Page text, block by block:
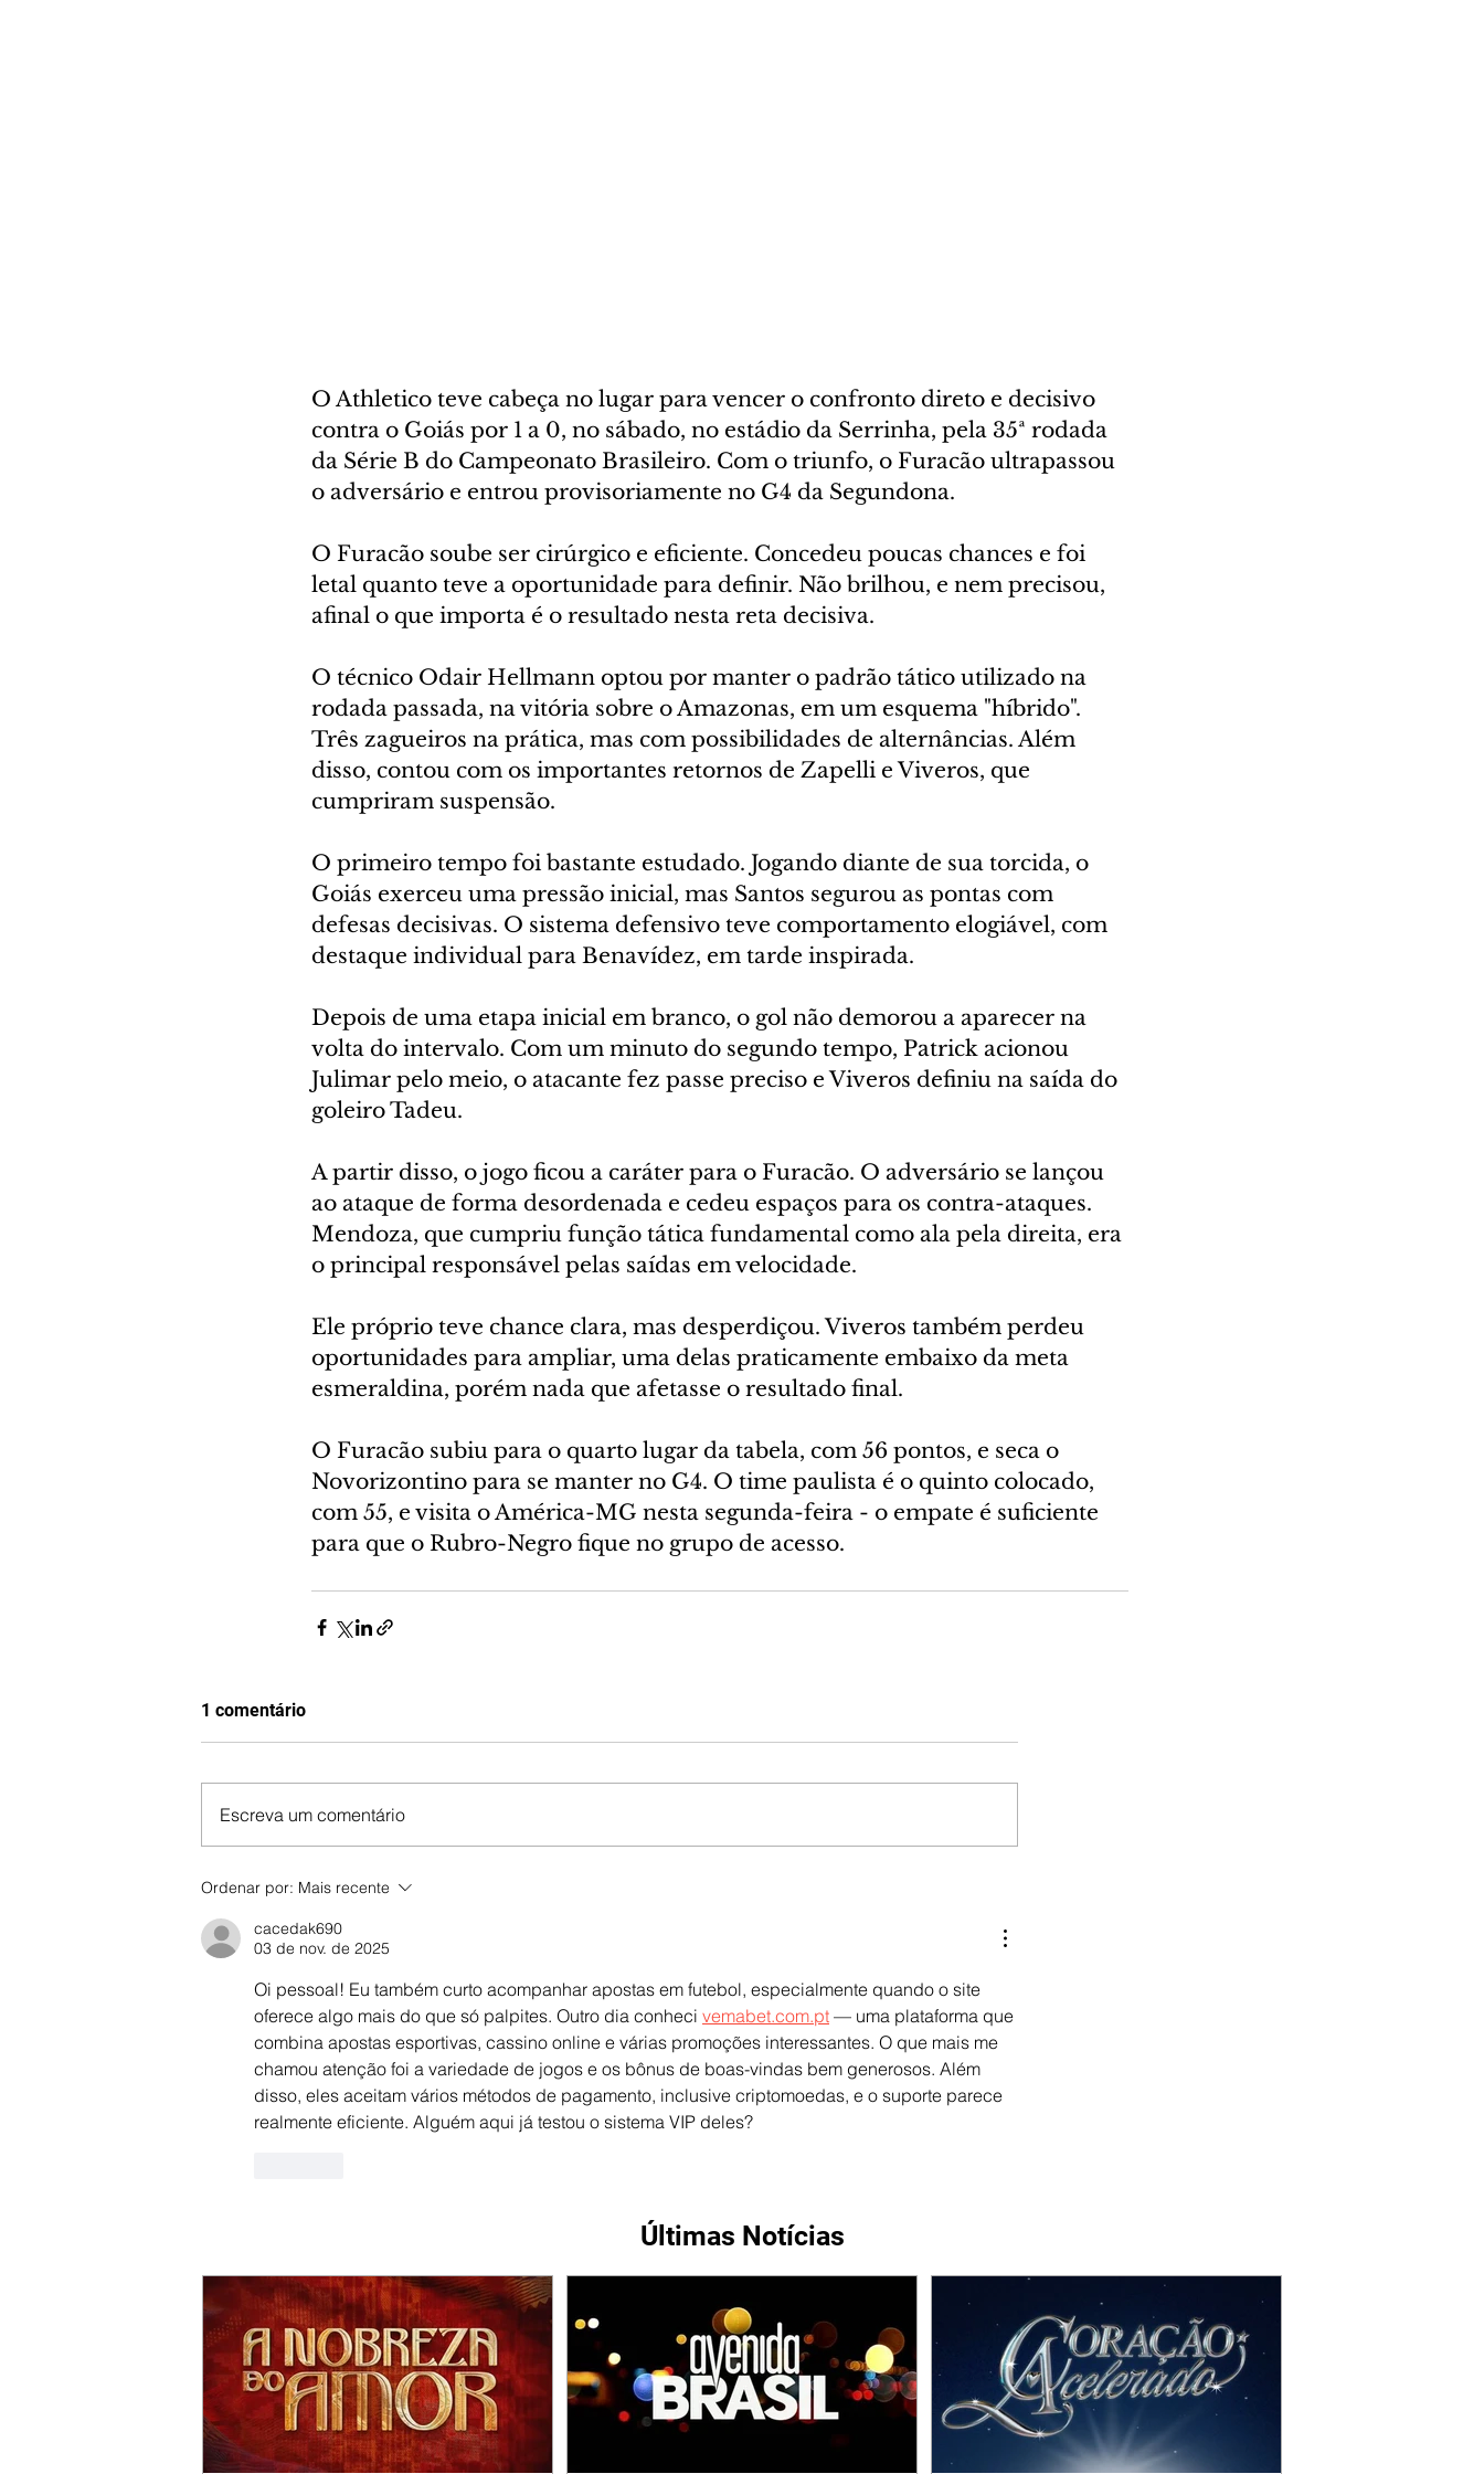
O Athletico teve cabeça no lugar para vencer o confronto direto e decisivo
contra o Goiás por 1 a 0, no sábado, no estádio da Serrinha, pela 35ª rodada
da Série B do Campeonato Brasileiro. Com o triunfo, o Furacão ultrapassou
o adversário e entrou provisoriamente no G4 da Segundona.
O Furacão soube ser cirúrgico e eficiente. Concedeu poucas chances e foi
letal quanto teve a oportunidade para definir. Não brilhou, e nem precisou,
afinal o que importa é o resultado nesta reta decisiva.
O técnico Odair Hellmann optou por manter o padrão tático utilizado na
rodada passada, na vitória sobre o Amazonas, em um esquema "híbrido".
Três zagueiros na prática, mas com possibilidades de alternâncias. Além
disso, contou com os importantes retornos de Zapelli e Viveros, que
cumpriram suspensão.
O primeiro tempo foi bastante estudado. Jogando diante de sua torcida, o
Goiás exerceu uma pressão inicial, mas Santos segurou as pontas com
defesas decisivas. O sistema defensivo teve comportamento elogiável, com
destaque individual para Benavídez, em tarde inspirada.
Depois de uma etapa inicial em branco, o gol não demorou a aparecer na
volta do intervalo. Com um minuto do segundo tempo, Patrick acionou
Julimar pelo meio, o atacante fez passe preciso e Viveros definiu na saída do
goleiro Tadeu.
A partir disso, o jogo ficou a caráter para o Furacão. O adversário se lançou
ao ataque de forma desordenada e cedeu espaços para os contra-ataques.
Mendoza, que cumpriu função tática fundamental como ala pela direita, era
o principal responsável pelas saídas em velocidade.
Ele próprio teve chance clara, mas desperdiçou. Viveros também perdeu
oportunidades para ampliar, uma delas praticamente embaixo da meta
esmeraldina, porém nada que afetasse o resultado final.
O Furacão subiu para o quarto lugar da tabela, com 56 pontos, e seca o
Novorizontino para se manter no G4. O time paulista é o quinto colocado,
com 55, e visita o América-MG nesta segunda-feira - o empate é suficiente
para que o Rubro-Negro fique no grupo de acesso.
1 comentário
Escreva um comentário
Ordenar por: Mais recente
cacedak690
03 de nov. de 2025
Oi pessoal! Eu também curto acompanhar apostas em futebol, especialmente quando o site
oferece algo mais do que só palpites. Outro dia conheci vemabet.com.pt — uma plataforma que
combina apostas esportivas, cassino online e várias promoções interessantes. O que mais me
chamou atenção foi a variedade de jogos e os bônus de boas-vindas bem generosos. Além
disso, eles aceitam vários métodos de pagamento, inclusive criptomoedas, e o suporte parece
realmente eficiente. Alguém aqui já testou o sistema VIP deles?
Últimas Notícias